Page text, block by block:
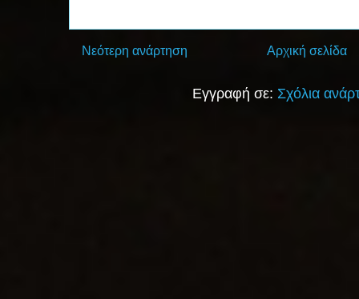
Νεότερη ανάρτηση Αρχική σελίδα
Εγγραφή σε: Σχόλια